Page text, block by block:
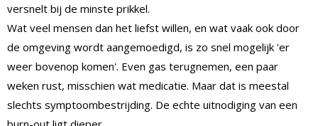
versnelt bij de minste prikkel.
Wat veel mensen dan het liefst willen, en wat vaak ook door
de omgeving wordt aangemoedigd, is zo snel mogelijk 'er
weer bovenop komen'. Even gas terugnemen, een paar
weken rust, misschien wat medicatie. Maar dat is meestal
slechts symptoombestrijding. De echte uitnodiging van een